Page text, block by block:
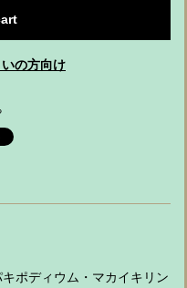
の方向け
キポディウム・マカイキリン